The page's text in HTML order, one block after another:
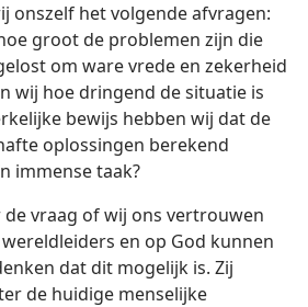
onszelf het volgende afvragen:
groot de problemen zijn die
om ware vrede en zekerheid
wij hoe dringend de situatie is
bewijs hebben wij dat de
oplossingen berekend
immense taak?
vraag of wij ons vertrouwen
en op God kunnen
dat dit mogelijk is. Zij
de huidige menselijke